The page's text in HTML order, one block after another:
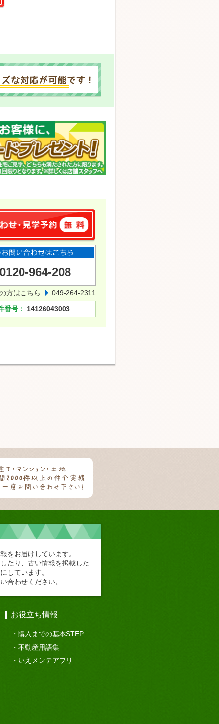
0120-964-208
方はこちら 049-264-2311
番号： 14126043003
をお届けしています。
たり、古い情報を掲載した
しています。
合わせください。
お役立ち情報
購入までの基本STEP
不動産用語集
いえメンテアプリ